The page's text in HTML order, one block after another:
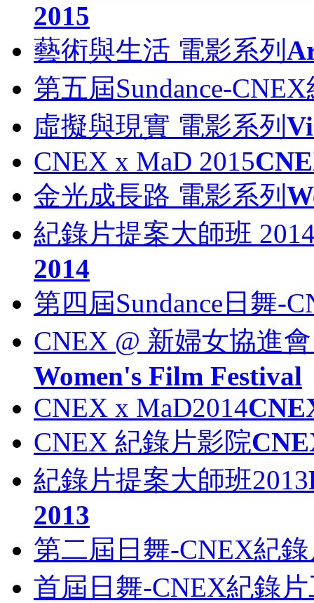
2015
藝術與生活 電影系列
第五屆Sundance-
虛擬與現實 電影系列
CNEX x MaD 2015
金光成長路 電影系列
紀錄片提案大師班
2014
第四屆Sundance日舞-
CNEX @ 新婦女協進
Women's Film Festival
CNEX x MaD2014
CNEX 紀錄片影院
紀錄片提案大師班2013
2013
第二屆日舞-CNEX紀
首屆日舞-CNEX紀錄